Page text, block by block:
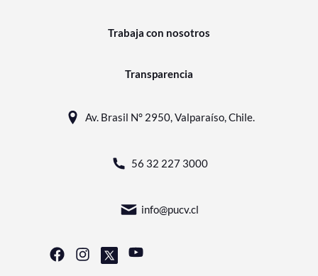
Trabaja con nosotros
Transparencia
Av. Brasil N° 2950, Valparaíso, Chile.
56 32 227 3000
info@pucv.cl